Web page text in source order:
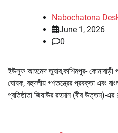
Nabochatona
June 1, 2026
0
ইউসুফ আহমেদ তুষার,কাশিমপুর- কোনাবাড়ী
ঘোষক, বহুদলীয় গণতন্ত্রের প্রবক্তা এবং
প্রতিষ্ঠাতা জিয়াউর রহমান (বীর উত্তম)-এর